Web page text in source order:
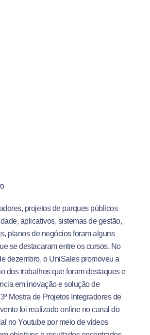
projetos de parques públicos
aplicativos, sistemas de gestão,
planos de negócios foram alguns
se destacaram entre os cursos. No
dezembro, o UniSales promoveu a
dos trabalhos que foram destaques e
em inovação e solução de
Mostra de Projetos Integradores de
foi realizado online no canal do
no Youtube por meio de vídeos